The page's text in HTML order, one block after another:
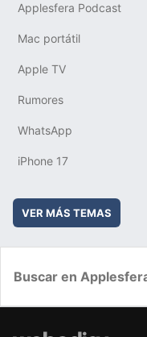
Applesfera Podcast
Mac portátil
Apple TV
Rumores
WhatsApp
iPhone 17
VER MÁS TEMAS